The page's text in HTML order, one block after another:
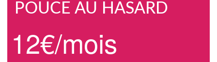
POUCE AU HASARD
12€/mois